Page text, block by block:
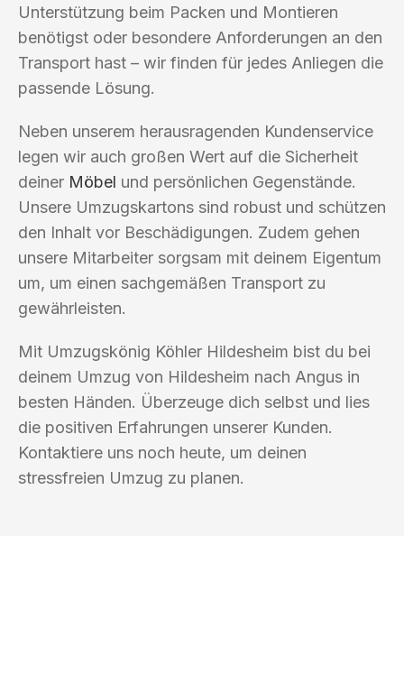
Unterstützung beim Packen und Montieren
benötigst oder besondere Anforderungen an den
Transport hast – wir finden für jedes Anliegen die
passende Lösung.
Neben unserem herausragenden Kundenservice
legen wir auch großen Wert auf die Sicherheit
deiner Möbel und persönlichen Gegenstände.
Unsere Umzugskartons sind robust und schützen
den Inhalt vor Beschädigungen. Zudem gehen
unsere Mitarbeiter sorgsam mit deinem Eigentum
um, um einen sachgemäßen Transport zu
gewährleisten.
Mit Umzugskönig Köhler Hildesheim bist du bei
deinem Umzug von Hildesheim nach Angus in
besten Händen. Überzeuge dich selbst und lies
die positiven Erfahrungen unserer Kunden.
Kontaktiere uns noch heute, um deinen
stressfreien Umzug zu planen.